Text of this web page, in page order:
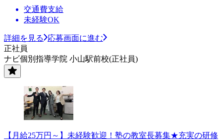
交通費支給
未経験OK
詳細を見る
応募画面に進む
正社員
ナビ個別指導学院 小山駅前校(正社員)
【月給25万円～】未経験歓迎！塾の教室長募集★充実の研修